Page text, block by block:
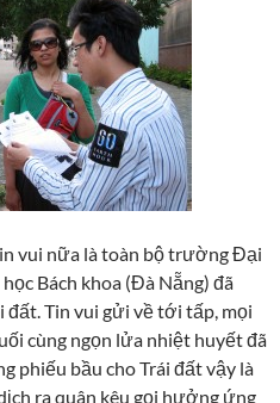
vui nữa là toàn bộ trường Đại
Bách khoa (Đà Nẵng) đã
Tin vui gửi về tới tấp, mọi
cùng ngọn lửa nhiệt huyết đã
phiếu bầu cho Trái đất vậy là
ra quân kêu gọi hưởng ứng